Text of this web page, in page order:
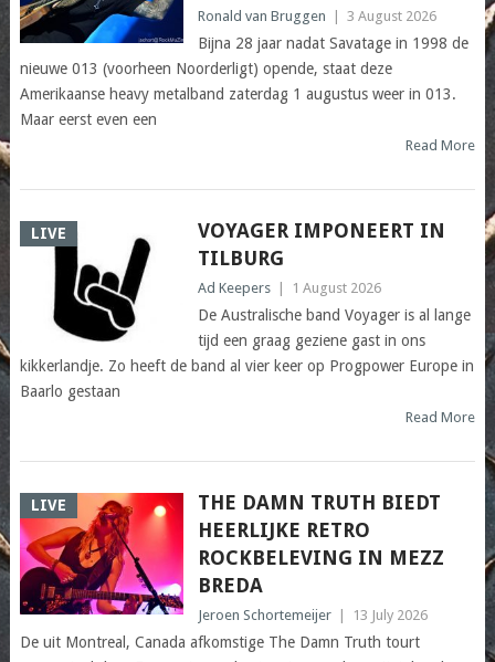
Ronald van Bruggen 3 August 2026
Bijna 28 jaar nadat Savatage in 1998 de
nieuwe 013 (voorheen Noorderligt) opende, staat deze
Amerikaanse heavy metalband zaterdag 1 augustus weer in 013.
Maar eerst even een
Read More
LIVE
VOYAGER IMPONEERT IN
TILBURG
Ad Keepers 1 August 2026
De Australische band Voyager is al lange
tijd een graag geziene gast in ons
kikkerlandje. Zo heeft de band al vier keer op Progpower Europe in
Baarlo gestaan
Read More
LIVE
THE DAMN TRUTH BIEDT
HEERLIJKE RETRO
ROCKBELEVING IN MEZZ
BREDA
Jeroen Schortemeijer 13 July 2026
De uit Montreal, Canada afkomstige The Damn Truth tourt